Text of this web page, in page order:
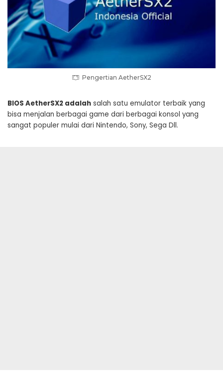
Pengertian AetherSX2
BIOS AetherSX2 adalah salah satu emulator terbaik yang
bisa menjalan berbagai game dari berbagai konsol yang
sangat populer mulai dari Nintendo, Sony, Sega Dll.